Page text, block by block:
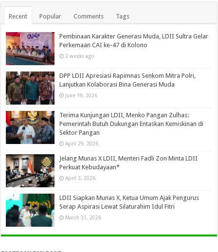
Recent Popular Comments Tags
Pembinaan Karakter Generasi Muda, LDII Sultra Gelar
Perkemaan CAI ke-47 di Kolono
2 weeks ago
DPP LDII Apresiasi Rapimnas Senkom Mitra Polri,
Lanjutkan Kolaborasi Bina Generasi Muda
June 19, 2026
Terima Kunjungan LDII, Menko Pangan Zulhas:
Pemerintah Butuh Dukungan Entaskan Kemiskinan di
Sektor Pangan
April 29, 2026
Jelang Munas X LDII, Menteri Fadli Zon Minta LDII
Perkuat Kebudayaan*
April 3, 2026
LDII Siapkan Munas X, Ketua Umum Ajak Pengurus
Serap Aspirasi Lewat Silaturahim Idul Fitri
March 31, 2026